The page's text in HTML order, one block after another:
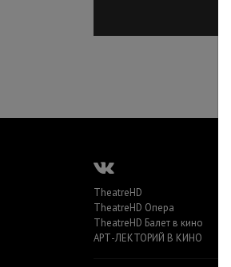
TheatreHD
TheatreHD Опера
TheatreHD Балет в кино
АРТ-ЛЕКТОРИЙ В КИНО